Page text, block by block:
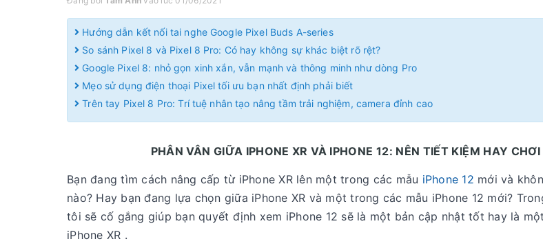
Hướng dẫn kết nối tai nghe Google Pixel Buds A-series
So sánh Pixel 8 và Pixel 8 Pro: Có hay không sự khác biệt rõ rệt?
Google Pixel 8: nhỏ gọn xinh xắn, vẫn mạnh và thông minh như dòng Pro
Mẹo sử dụng điện thoại Pixel tối ưu bạn nhất định phải biết
Trên tay Pixel 8 Pro: Trí tuệ nhân tạo nâng tầm trải nghiệm, camera đỉnh cao
PHÂN VÂN GIỮA IPHONE XR VÀ IPHONE 12: NÊN TIẾT KIỆM HAY
Bạn đang tìm cách nâng cấp từ iPhone XR lên một trong các mẫu iPhone 12 mới và
nào? Hay bạn đang lựa chọn giữa iPhone XR và một trong các mẫu iPhone 12 mới?
tôi sẽ cố gắng giúp bạn quyết định xem iPhone 12 sẽ là một bản cập nhật tốt hay là
iPhone XR .